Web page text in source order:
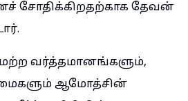
சோதிக்கிறதற்காக தேவன்
வர்த்தமானங்களும்,
ஆமோத்சின்